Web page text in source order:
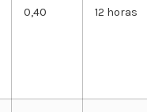
0,40 12 horas